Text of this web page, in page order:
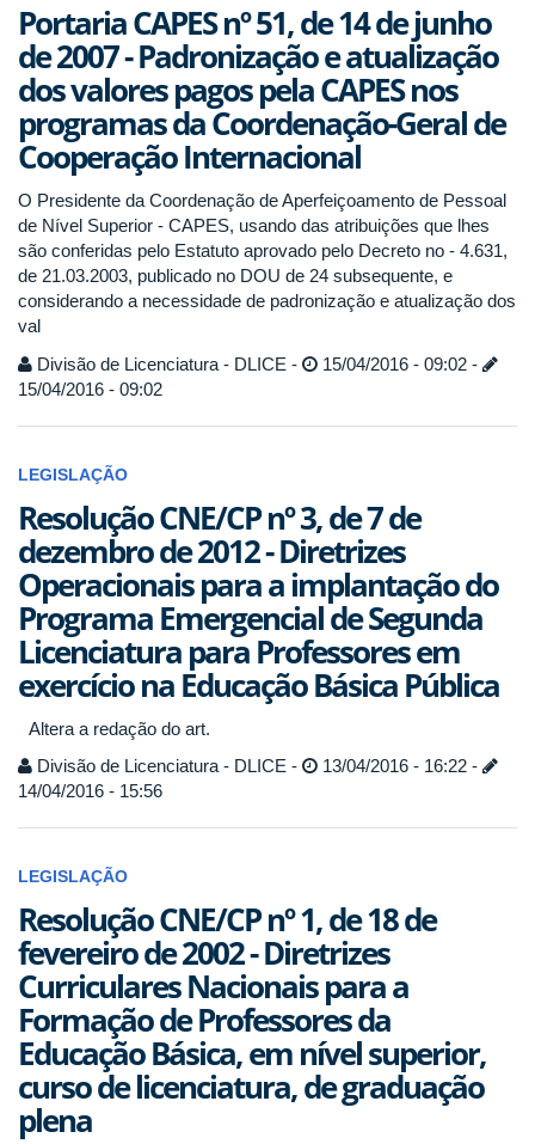
Portaria CAPES nº 51, de 14 de junho
de 2007 - Padronização e atualização
dos valores pagos pela CAPES nos
programas da Coordenação-Geral de
Cooperação Internacional
O Presidente da Coordenação de Aperfeiçoamento de Pessoal
de Nível Superior - CAPES, usando das atribuições que lhes
são conferidas pelo Estatuto aprovado pelo Decreto no - 4.631,
de 21.03.2003, publicado no DOU de 24 subsequente, e
considerando a necessidade de padronização e atualização dos
val
Divisão de Licenciatura - DLICE -
15/04/2016 - 09:02 -
15/04/2016 - 09:02
LEGISLAÇÃO
Resolução CNE/CP nº 3, de 7 de
dezembro de 2012 - Diretrizes
Operacionais para a implantação do
Programa Emergencial de Segunda
Licenciatura para Professores em
exercício na Educação Básica Pública
Altera a redação do art.
Divisão de Licenciatura - DLICE -
13/04/2016 - 16:22 -
14/04/2016 - 15:56
LEGISLAÇÃO
Resolução CNE/CP nº 1, de 18 de
fevereiro de 2002 - Diretrizes
Curriculares Nacionais para a
Formação de Professores da
Educação Básica, em nível superior,
curso de licenciatura, de graduação
plena